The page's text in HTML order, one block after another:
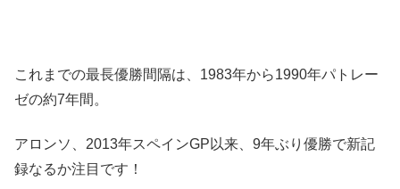
これまでの最長優勝間隔は、1983年から1990年パトレー
ゼの約7年間。
アロンソ、2013年スペインGP以来、9年ぶり優勝で新記
録なるか注目です！